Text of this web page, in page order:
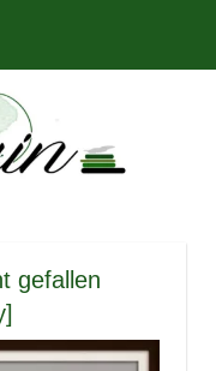
gefallen